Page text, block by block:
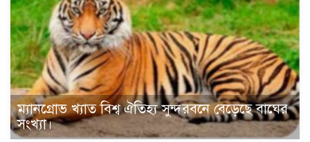
ম্যানগ্রোভ খ্যাত বিশ্ব ঐতিহ্য সুন্দরবনে বেড়েছে বাঘের
সংখ্যা।